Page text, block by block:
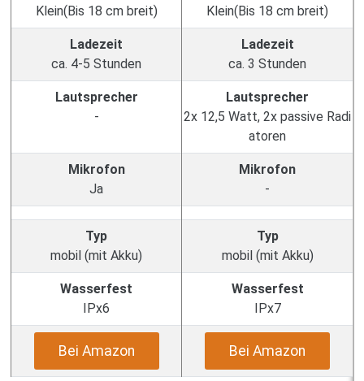
Klein(Bis 18 cm breit)
Klein(Bis 18 cm breit)
Ladezeit
ca. 4-5 Stunden
Ladezeit
ca. 3 Stunden
Lautsprecher
-
Lautsprecher
2x 12,5 Watt, 2x passive Radi
atoren
Mikrofon
Ja
Mikrofon
-
Typ
mobil (mit Akku)
Typ
mobil (mit Akku)
Wasserfest
IPx6
Wasserfest
IPx7
Bei Amazon Bei Amazon